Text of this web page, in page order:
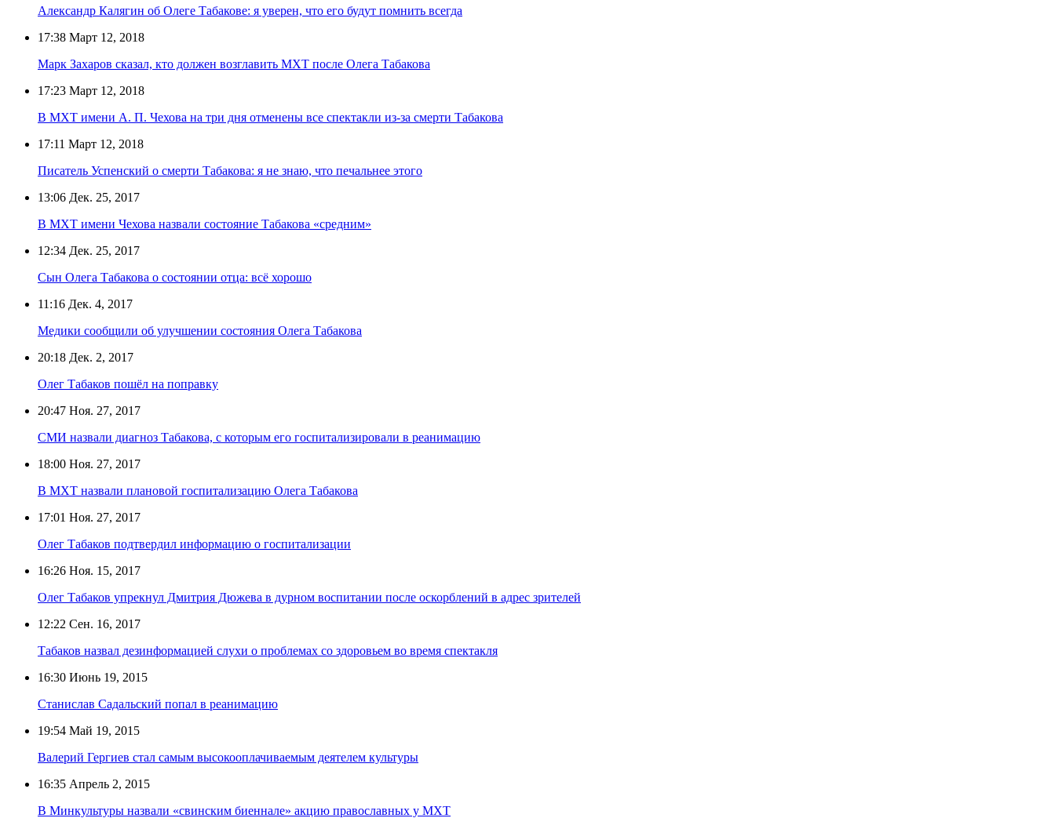
Александр Калягин об Олеге Табакове: я уверен, что его будут помнить всегда
17:38 Март 12, 2018
Марк Захаров сказал, кто должен возглавить МХТ после Олега Табакова
17:23 Март 12, 2018
В МХТ имени А. П. Чехова на три дня отменены все спектакли из-за смерти Табакова
17:11 Март 12, 2018
Писатель Успенский о смерти Табакова: я не знаю, что печальнее этого
13:06 Дек. 25, 2017
В МХТ имени Чехова назвали состояние Табакова «средним»
12:34 Дек. 25, 2017
Сын Олега Табакова о состоянии отца: всё хорошо
11:16 Дек. 4, 2017
Медики сообщили об улучшении состояния Олега Табакова
20:18 Дек. 2, 2017
Олег Табаков пошёл на поправку
20:47 Ноя. 27, 2017
СМИ назвали диагноз Табакова, с которым его госпитализировали в реанимацию
18:00 Ноя. 27, 2017
В МХТ назвали плановой госпитализацию Олега Табакова
17:01 Ноя. 27, 2017
Олег Табаков подтвердил информацию о госпитализации
16:26 Ноя. 15, 2017
Олег Табаков упрекнул Дмитрия Дюжева в дурном воспитании после оскорблений в адрес зрителей
12:22 Сен. 16, 2017
Табаков назвал дезинформацией слухи о проблемах со здоровьем во время спектакля
16:30 Июнь 19, 2015
Станислав Садальский попал в реанимацию
19:54 Май 19, 2015
Валерий Гергиев стал самым высокооплачиваемым деятелем культуры
16:35 Апрель 2, 2015
В Минкультуры назвали «свинским биеннале» акцию православных у МХТ